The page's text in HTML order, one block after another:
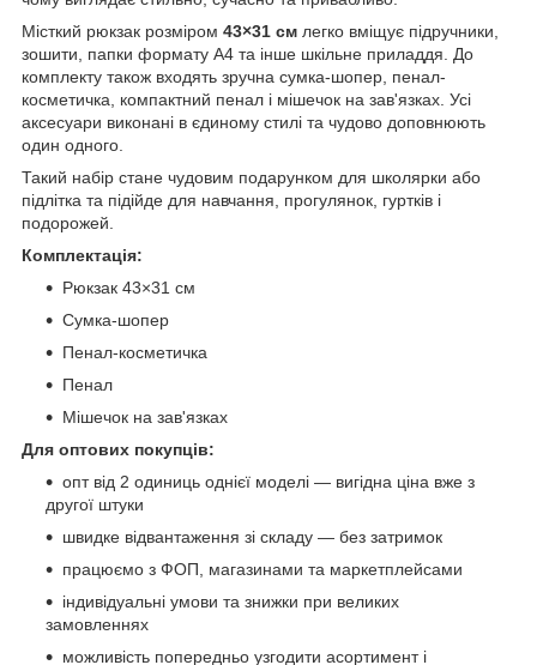
Місткий рюкзак розміром 43×31 см легко вміщує підручники,
зошити, папки формату А4 та інше шкільне приладдя. До
комплекту також входять зручна сумка-шопер, пенал-
косметичка, компактний пенал і мішечок на зав'язках. Усі
аксесуари виконані в єдиному стилі та чудово доповнюють
один одного.
Такий набір стане чудовим подарунком для школярки або
підлітка та підійде для навчання, прогулянок, гуртків і
подорожей.
Комплектація:
Рюкзак 43×31 см
Сумка-шопер
Пенал-косметичка
Пенал
Мішечок на зав'язках
Для оптових покупців:
опт від 2 одиниць однієї моделі — вигідна ціна вже з
другої штуки
швидке відвантаження зі складу — без затримок
працюємо з ФОП, магазинами та маркетплейсами
індивідуальні умови та знижки при великих
замовленнях
можливість попередньо узгодити асортимент і